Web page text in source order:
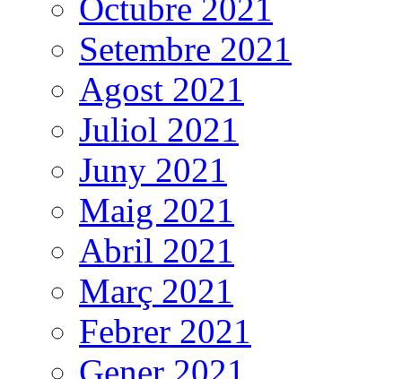
Octubre 2021
Setembre 2021
Agost 2021
Juliol 2021
Juny 2021
Maig 2021
Abril 2021
Març 2021
Febrer 2021
Gener 2021